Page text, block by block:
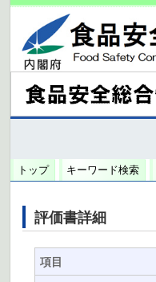
トップ キーワード検索
評価書詳細
項目